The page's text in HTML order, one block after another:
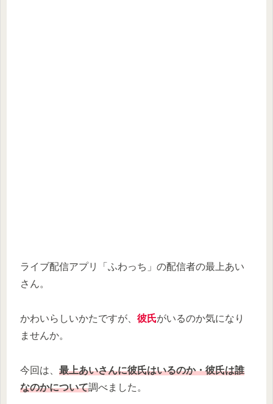
ライブ配信アプリ「ふわっち」の配信者の最上あい
さん。
かわいらしいかたですが、 彼氏がいるのか気になり
ませんか。
今回は、 最上あいさんに彼氏はいるのか・彼氏は誰
なのかについて調べました。